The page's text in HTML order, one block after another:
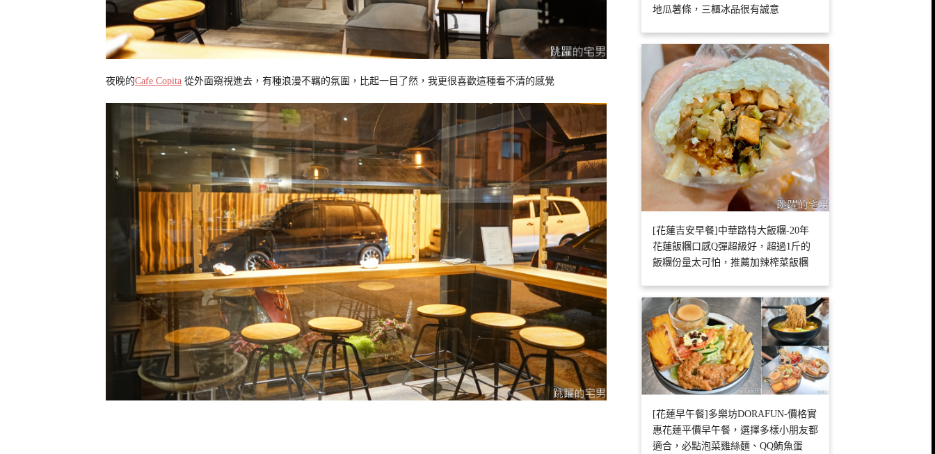
夜晚的Cafe Copita 從外面窺視進去，有種浪漫不羈的氛圍，比起一目了然，我更很喜歡這種看不清的感覺
地瓜薯條，三櫃冰品很有誠意
[花蓮吉安早餐]中華路特大飯糰-20年
花蓮飯糰口感Q彈超級好，超過1斤的
飯糰份量太可怕，推薦加辣榨菜飯糰
[花蓮早午餐]多樂坊DORAFUN-價格實
惠花蓮平價早午餐，選擇多樣小朋友都
適合，必點泡菜雞絲麵、QQ鮪魚蛋